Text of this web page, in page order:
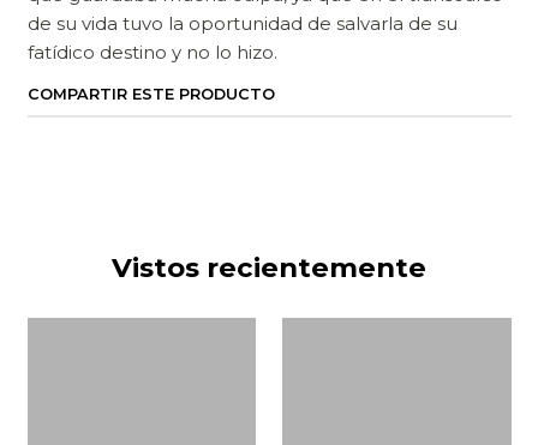
de su vida tuvo la oportunidad de salvarla de su
fatídico destino y no lo hizo.
COMPARTIR ESTE PRODUCTO
Vistos recientemente